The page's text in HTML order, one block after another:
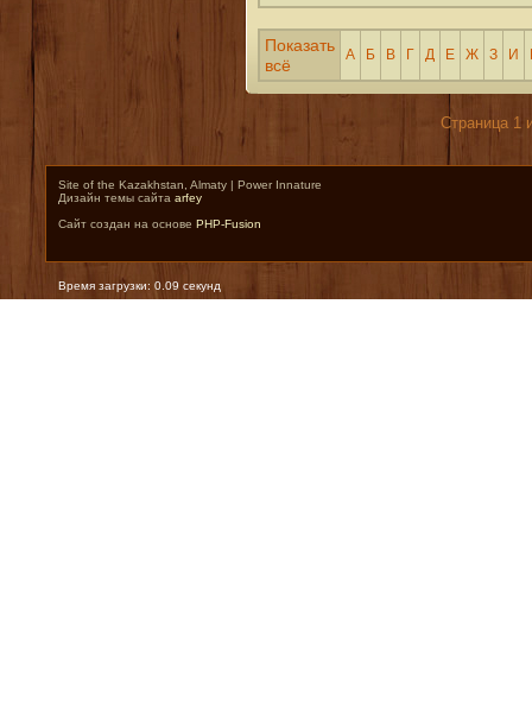
Показать
всё
А Б В Г Д Е Ж З И
Страница 1
Site of the Kazakhstan, Almaty | Power Innature
Дизайн темы сайта arfey
Сайт создан на основе PHP-Fusion
Время загрузки: 0.09 секунд